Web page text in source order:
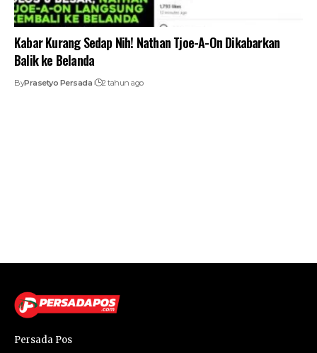
Kabar Kurang Sedap Nih! Nathan Tjoe-A-On Dikabarkan
Balik ke Belanda
ByPrasetyo Persada 2 tahun ago
Persada Pos